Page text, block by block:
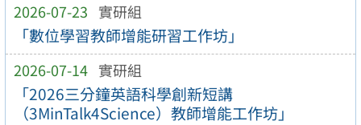
2026-07-23 實研組
「數位學習教師增能研習工作坊」
2026-07-14 實研組
「2026三分鐘英語科學創新短講
（3MinTalk4Science）教師增能工作坊」